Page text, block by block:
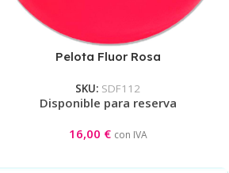
Pelota Fluor Rosa
SKU: SDF112
Disponible para reserva
16,00 € con IVA